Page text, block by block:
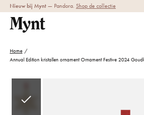
Nieuw bij Mynt — Pandora. Shop de collectie
Home /
Annual Edition kristallen ornament Ornament Festive 2024